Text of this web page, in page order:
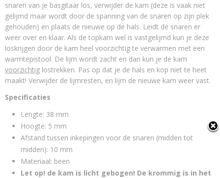
snaren van je basgitaar los, verwijder de kam (deze is vaak niet
gelijmd maar wordt door de spanning van de snaren op zijn plek
gehouden) en plaats de nieuwe op de hals. Leidt de snaren er
weer over en klaar. Als de topkam wel is vastgelijmd kun je deze
loskrijgen door de kam heel voorzichtig te verwarmen met een
warmtepistool. De lijm wordt zacht en dan kun je de kam
voorzichtig lostrekken. Pas op dat je de hals en kop niet te heet
maakt! Verwijder de lijmresten, en lijm de nieuwe kam weer vast.
Specificaties
Lengte: 38 mm
Hoogte: 5 mm
Afstand tussen inkepingen voor de snaren (midden tot
midden): 10 mm
Materiaal: been
Let op! de kam is licht gebogen! De krommig is in het